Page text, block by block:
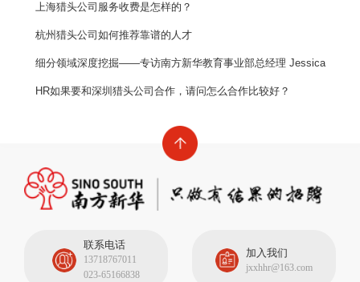
上海猎头公司服务收费是怎样的？
杭州猎头公司如何推荐靠谱的人才
细分领域深度挖掘——专访南方新华教育事业部总经理 Jessica
HR如果要和深圳猎头公司合作，请问怎么合作比较好？
联系电话
13718767011
023-65166838
加入我们
jxxhhr@163.com